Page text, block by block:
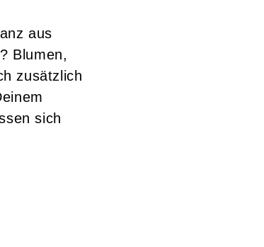
aus
Blumen,
zusätzlich
sich